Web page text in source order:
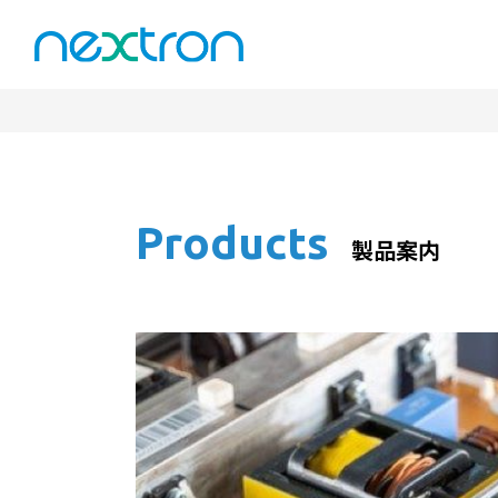
Products 製品案内